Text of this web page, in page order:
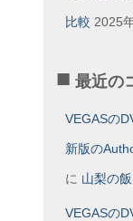
比較 2025
最近の
VEGASの
新版の
に 山梨の
VEGASの